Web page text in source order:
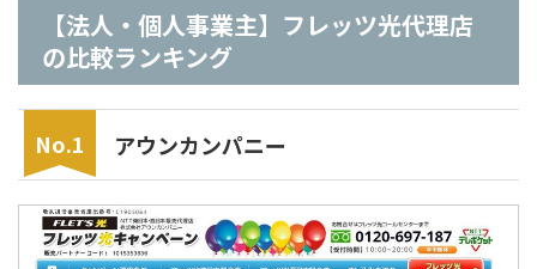
【法人・個人事業主】フレッツ光代理店
の比較ランキング
アウンカンパニー